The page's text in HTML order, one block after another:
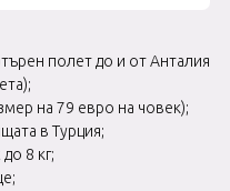
полет до и от Анталия
на 79 евро на човек);
в Турция;
8 кг;